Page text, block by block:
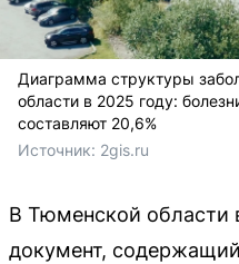
Диаграмма структуры
области в 2025 году:
составляют 20,6%
Источник: 2gis.ru
В Тюменской области
документ,